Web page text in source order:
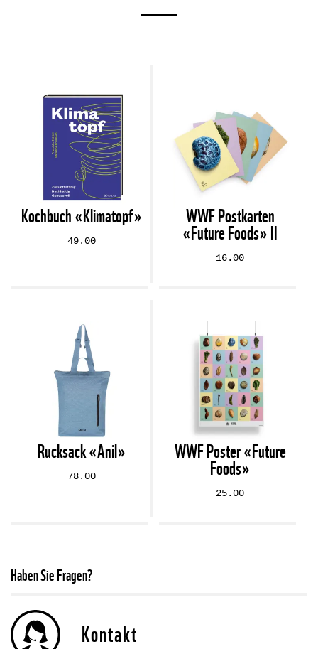
Kochbuch «Klimatopf»
49.00
WWF Postkarten
«Future Foods» II
16.00
Rucksack «Anil»
78.00
WWF Poster «Future
Foods»
25.00
Haben Sie Fragen?
Kontakt